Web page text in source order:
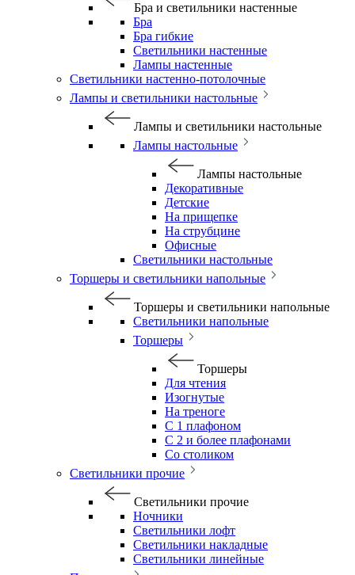
Бра и светильники настенные
Бра
Бра гибкие
Светильники настенные
Лампы настенные
Светильники настенно-потолочные
Лампы и светильники настольные
Лампы и светильники настольные
Лампы настольные
Лампы настольные
Декоративные
Детские
На прищепке
На струбцине
Офисные
Светильники настольные
Торшеры и светильники напольные
Торшеры и светильники напольные
Светильники напольные
Торшеры
Торшеры
Для чтения
Изогнутые
На треноге
С 1 плафоном
С 2 и более плафонами
Со столиком
Светильники прочие
Светильники прочие
Ночники
Светильники лофт
Светильники накладные
Светильники линейные